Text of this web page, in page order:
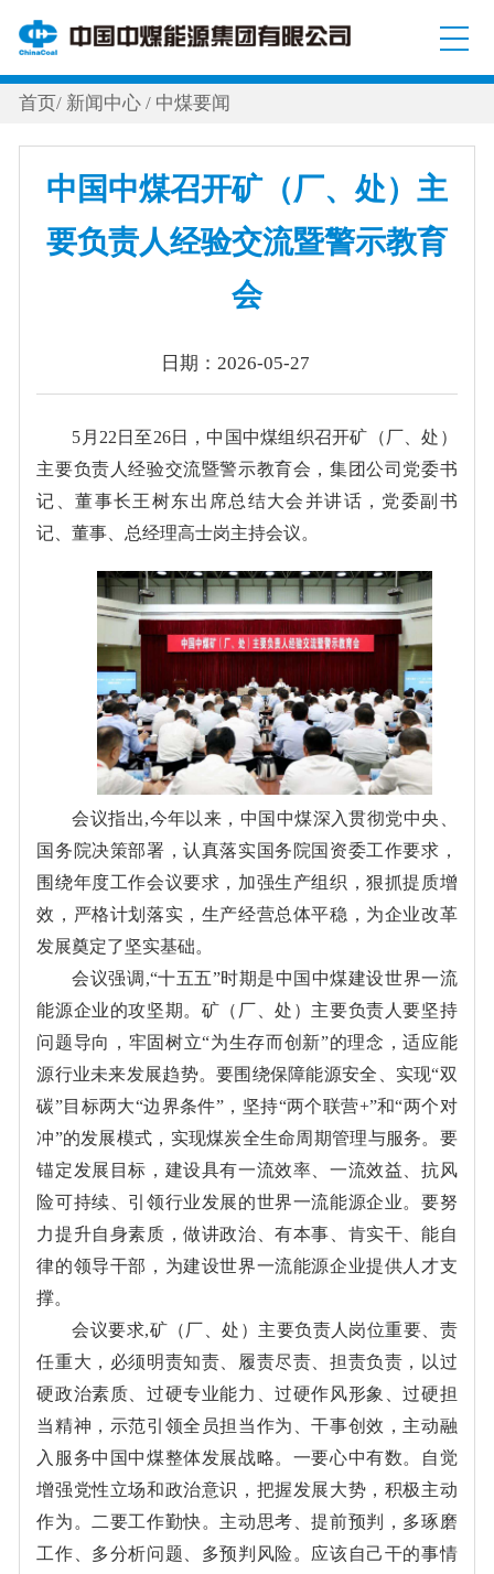
首页/ 新闻中心/ 中煤要闻
中国中煤召开矿（厂、处）主
要负责人经验交流暨警示教育
会
日期：2026-05-27
5月22日至26日，中国中煤组织召开矿（厂、处）
主要负责人经验交流暨警示教育会，集团公司党委书
记、董事长王树东出席总结大会并讲话，党委副书
记、董事、总经理高士岗主持会议。
会议指出,今年以来，中国中煤深入贯彻党中央、
国务院决策部署，认真落实国务院国资委工作要求，
围绕年度工作会议要求，加强生产组织，狠抓提质增
效，严格计划落实，生产经营总体平稳，为企业改革
发展奠定了坚实基础。
会议强调,“十五五”时期是中国中煤建设世界一流
能源企业的攻坚期。矿（厂、处）主要负责人要坚持
问题导向，牢固树立“为生存而创新”的理念，适应能
源行业未来发展趋势。要围绕保障能源安全、实现“双
碳”目标两大“边界条件”，坚持“两个联营+”和“两个对
冲”的发展模式，实现煤炭全生命周期管理与服务。要
锚定发展目标，建设具有一流效率、一流效益、抗风
险可持续、引领行业发展的世界一流能源企业。要努
力提升自身素质，做讲政治、有本事、肯实干、能自
律的领导干部，为建设世界一流能源企业提供人才支
撑。
会议要求,矿（厂、处）主要负责人岗位重要、责
任重大，必须明责知责、履责尽责、担责负责，以过
硬政治素质、过硬专业能力、过硬作风形象、过硬担
当精神，示范引领全员担当作为、干事创效，主动融
入服务中国中煤整体发展战略。一要心中有数。自觉
增强党性立场和政治意识，把握发展大势，积极主动
作为。二要工作勤快。主动思考、提前预判，多琢磨
工作、多分析问题、多预判风险。应该自己干的事情